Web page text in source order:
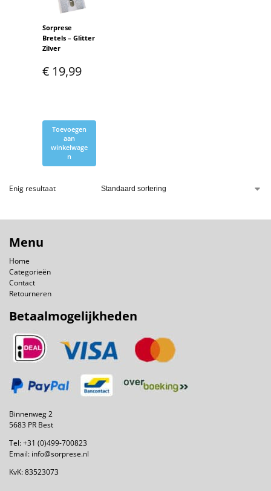
Sorprese
Bretels – Glitter
Zilver
€ 19,99
Toevoegen
aan
winkelwage
n
Enig resultaat
Menu
Home
Categorieën
Contact
Retourneren
Betaalmogelijkheden
Binnenweg 2
5683 PR Best
Tel:+31 (0)499-700823
Email: info@sorprese.nl
KvK: 83523073